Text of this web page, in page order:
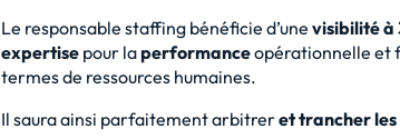
Le responsable staffing bénéficie d’une visibilité à
expertise pour laperformanceopérationnelle et
termes de ressources humaines.
Il saura ainsi parfaitement arbitreret trancher